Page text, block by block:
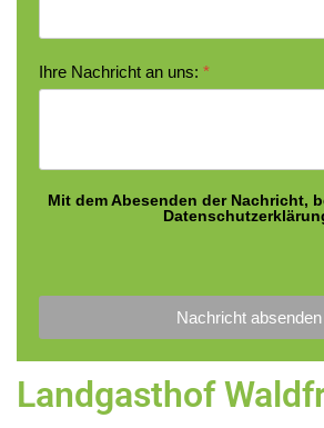
Ihre Nachricht an uns: *
Mit dem Abesenden der Nachricht,
hCaptcha*
Nachricht absenden
Landgasthof